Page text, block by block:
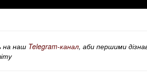
на наш Telegram-канал, аби першими